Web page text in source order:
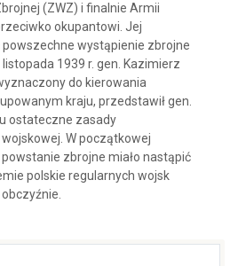
(ZWZ) i finalnie Armii
okupantowi. Jej
powszechne wystąpienie zbrojne
1939 r. gen. Kazimierz
do kierowania
kraju, przedstawił gen.
ostateczne zasady
W początkowej
zbrojne miało nastąpić
polskie regularnych wojsk